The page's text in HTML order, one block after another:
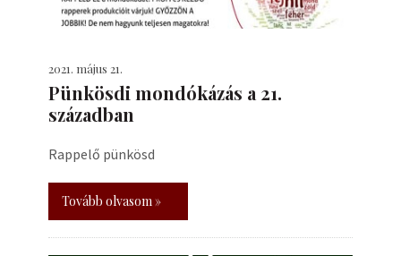
2021. május 21.
Pünkösdi mondókázás a 21.
században
Rappelő pünkösd
Tovább olvasom »